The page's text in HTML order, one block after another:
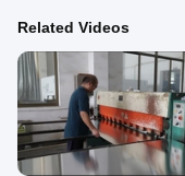
Related Videos